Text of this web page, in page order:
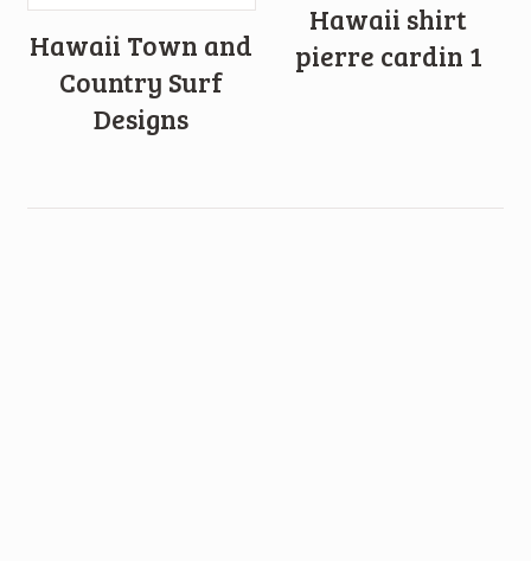
Hawaii Town and
Country Surf
Designs
Hawaii shirt
pierre cardin 1